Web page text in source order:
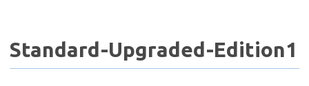
Standard-Upgraded-Edition1